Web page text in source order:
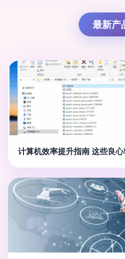
最新产
计算机效率提升指南 这些良